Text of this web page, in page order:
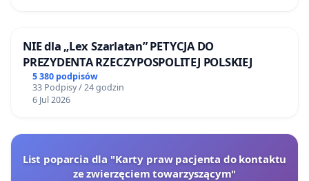
NIE dla „Lex Szarlatan” PETYCJA DO
PREZYDENTA RZECZYPOSPOLITEJ POLSKIEJ
5 380 podpisów
33 Podpisy / 24 godzin
6 Jul 2026
List poparcia dla "Karty praw pacjenta do kontaktu
ze zwierzęciem towarzyszącym"